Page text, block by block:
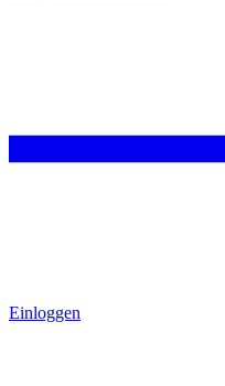
Einloggen